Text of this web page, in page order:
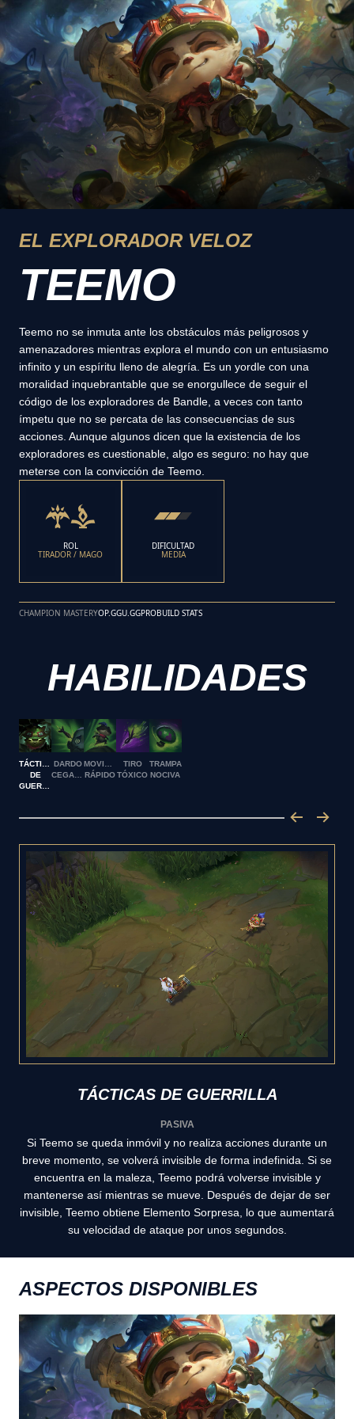
EL EXPLORADOR VELOZ
TEEMO
Teemo no se inmuta ante los obstáculos más peligrosos y
amenazadores mientras explora el mundo con un entusiasmo
infinito y un espíritu lleno de alegría. Es un yordle con una
moralidad inquebrantable que se enorgullece de seguir el
código de los exploradores de Bandle, a veces con tanto
ímpetu que no se percata de las consecuencias de sus
acciones. Aunque algunos dicen que la existencia de los
exploradores es cuestionable, algo es seguro: no hay que
meterse con la convicción de Teemo.
ROL
TIRADOR / MAGO
DIFICULTAD
MEDIA
CHAMPION MASTERYOP.GGU.GGPROBUILD STATS
HABILIDADES
TÁCTICAS
DE
DARDO MOVIMIENTO
RÁPIDO
TIRO
TÓXICO
TRAMPA
NOCIVA
TÁCTICAS DE GUERRILLA
PASIVA
Si Teemo se queda inmóvil y no realiza acciones durante un
breve momento, se volverá invisible de forma indefinida. Si se
encuentra en la maleza, Teemo podrá volverse invisible y
mantenerse así mientras se mueve. Después de dejar de ser
invisible, Teemo obtiene Elemento Sorpresa, lo que aumentará
su velocidad de ataque por unos segundos.
ASPECTOS DISPONIBLES